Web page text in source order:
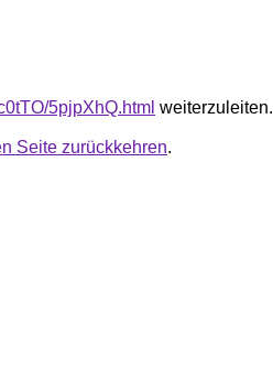
5pjpXhQ.html weiterzuleiten.
Seite zurückkehren.